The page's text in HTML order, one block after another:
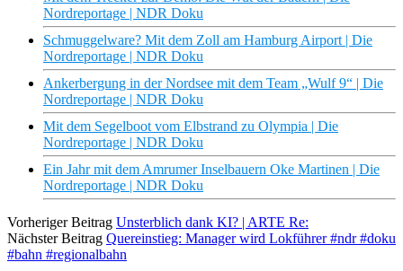
Nordreportage | NDR Doku
Schmuggelware? Mit dem Zoll am Hamburg Airport | Die
Nordreportage | NDR Doku
Ankerbergung in der Nordsee mit dem Team „Wulf 9“ | Die
Nordreportage | NDR Doku
Mit dem Segelboot vom Elbstrand zu Olympia | Die
Nordreportage | NDR Doku
Ein Jahr mit dem Amrumer Inselbauern Oke Martinen | Die
Nordreportage | NDR Doku
Vorheriger Beitrag Unsterblich dank KI? | ARTE Re:
Nächster Beitrag Quereinstieg: Manager wird Lokführer #ndr #doku
#bahn #regionalbahn